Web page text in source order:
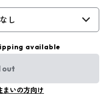
し
available
out
まいの方向け